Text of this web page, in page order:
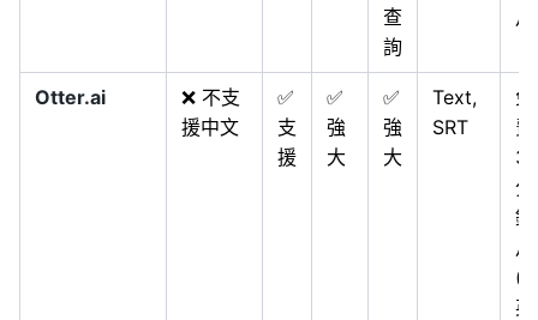
查
詢
月
Otter.ai
❌ 不支
援中文
✅
支
援
✅
強
大
✅
強
大
Text,
SRT
免
費
分
月
(
英